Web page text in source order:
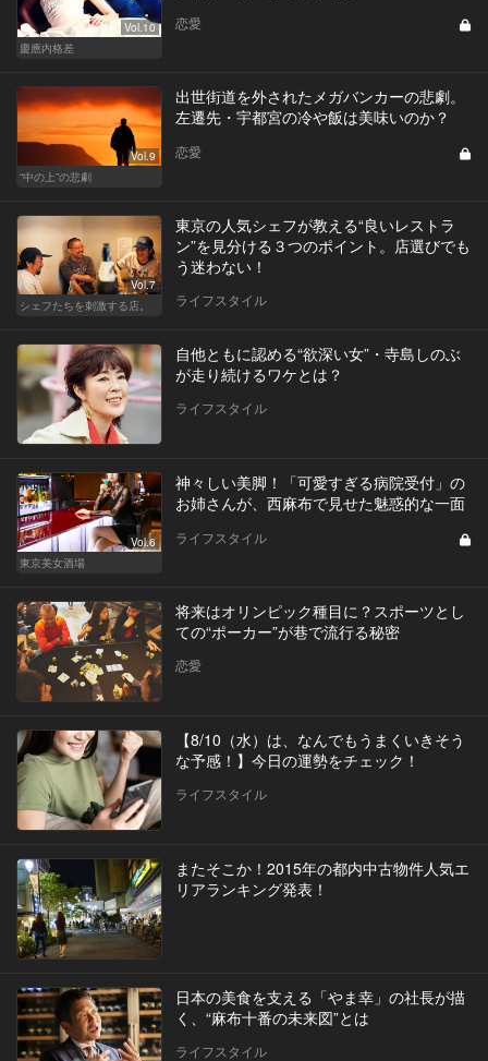
Vol.10
慶應内格差
恋愛
Vol.9
“中の上”の悲劇
出世街道を外されたメガバンカーの悲劇。
左遷先・宇都宮の冷や飯は美味いのか？
恋愛
Vol.7
シェフたちを刺激する店。
東京の人気シェフが教える“良いレストラ
ン”を見分ける３つのポイント。店選びでも
う迷わない！
ライフスタイル
自他ともに認める“欲深い女”・寺島しのぶ
が走り続けるワケとは？
ライフスタイル
Vol.6
東京美女酒場
神々しい美脚！「可愛すぎる病院受付」の
お姉さんが、西麻布で見せた魅惑的な一面
ライフスタイル
将来はオリンピック種目に？スポーツとし
ての“ポーカー”が巷で流行る秘密
恋愛
【8/10（水）は、なんでもうまくいきそう
な予感！】今日の運勢をチェック！
ライフスタイル
またそこか！2015年の都内中古物件人気エ
リアランキング発表！
日本の美食を支える「やま幸」の社長が描
く、“麻布十番の未来図”とは
ライフスタイル